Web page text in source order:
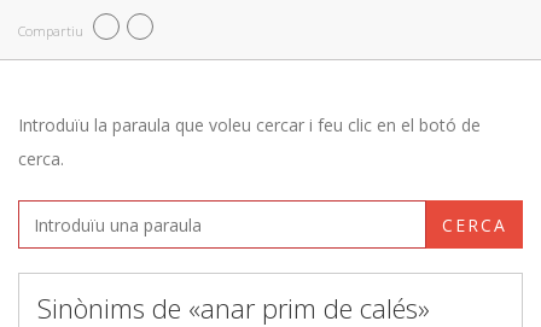
Compartiu
Introduïu la paraula que voleu cercar i feu clic en el botó de
cerca.
CERCA
Sinònims de «anar prim de calés»